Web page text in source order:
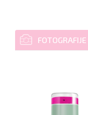
FOTOGRAFIJE